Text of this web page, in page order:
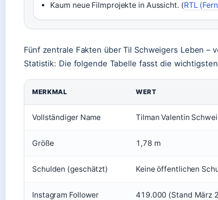
Kaum neue Filmprojekte in Aussicht. (RTL
Fünf zentrale Fakten über Til Schweigers Leben –
Statistik: Die folgende Tabelle fasst die
MERKMAL WERT
Vollständiger Name Tilman Valentin
Größe 1,78 m
Schulden (geschätzt) Keine öffentlichen
Instagram Follower 419.000 (Stand März